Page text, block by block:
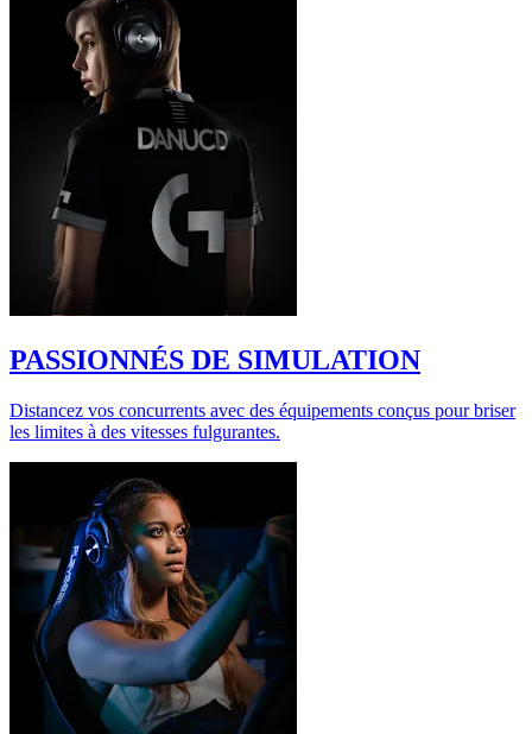
PASSIONNÉS DE SIMULATION
Distancez vos concurrents avec des équipements conçus pour briser
les limites à des vitesses fulgurantes.